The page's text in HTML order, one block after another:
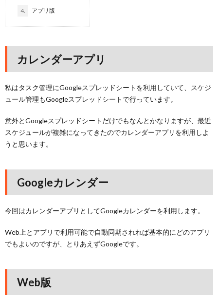
4. アプリ版
カレンダーアプリ
私はタスク管理にGoogleスプレッドシートを利用していて、スケジ
ュール管理もGoogleスプレッドシートで行っています。
意外とGoogleスプレッドシートだけでもなんとかなりますが、最近
スケジュールが複雑になってきたのでカレンダーアプリを利用しよ
うと思います。
Googleカレンダー
今回はカレンダーアプリとしてGoogleカレンダーを利用します。
Web上とアプリで利用可能で自動同期されれば基本的にどのアプリ
でもよいのですが、とりあえずGoogleです。
Web版